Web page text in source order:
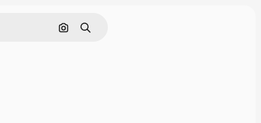
Cerca per immagine
Ricerca